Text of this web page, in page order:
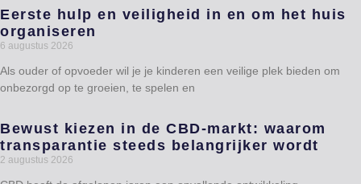
Eerste hulp en veiligheid in en om het huis
organiseren
6 augustus 2026
Als ouder of opvoeder wil je je kinderen een veilige plek bieden om
onbezorgd op te groeien, te spelen en
Bewust kiezen in de CBD-markt: waarom
transparantie steeds belangrijker wordt
2 augustus 2026